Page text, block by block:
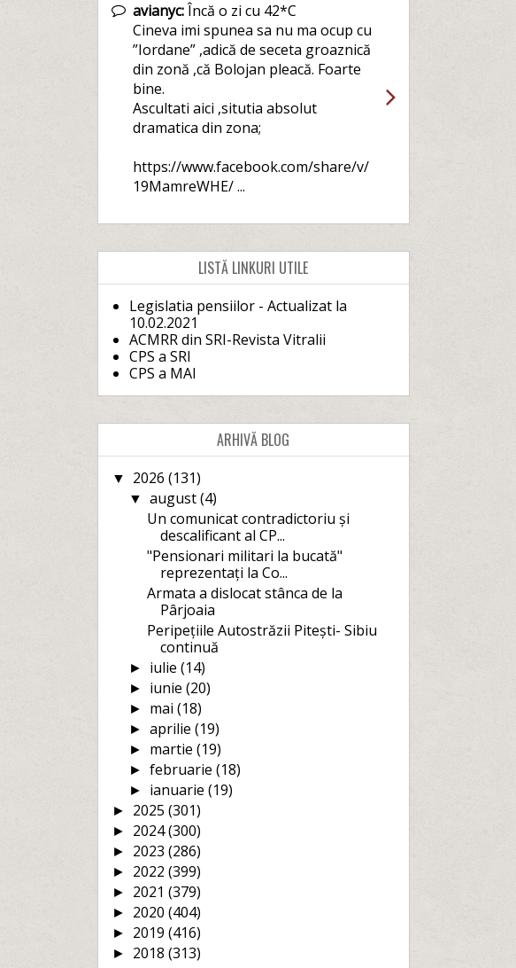
avianyc:Încă o zi cu 42*C
Cineva imi spunea sa nu ma ocup cu
”Iordane” ,adică de seceta groaznică
din zonă ,că Bolojan pleacă. Foarte
bine.
Ascultati aici ,situtia absolut
dramatica din zona;
https://www.facebook.com/share/v/
19MamreWHE/ ...
LISTĂ LINKURI UTILE
Legislatia pensiilor - Actualizat la
10.02.2021
ACMRR din SRI-Revista Vitralii
CPS a SRI
CPS a MAI
ARHIVĂ BLOG
▼ 2026 (131)
▼ august(4)
Un comunicat contradictoriu și
descalificant al CP...
"Pensionari militari la bucată"
reprezentați la Co...
Armata a dislocat stânca de la
Pârjoaia
Peripețiile Autostrăzii Pitești- Sibiu
continuă
► iulie (14)
► iunie (20)
► mai (18)
► aprilie (19)
► martie (19)
► februarie (18)
► ianuarie (19)
► 2025 (301)
► 2024(300)
► 2023 (286)
► 2022 (399)
► 2021 (379)
► 2020 (404)
► 2019 (416)
► 2018 (313)